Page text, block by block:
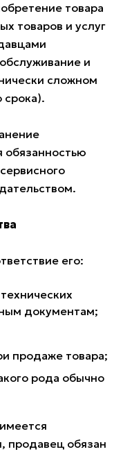
товара
товаров и услуг
и
сложном
срока).
обязанностью
его:
документам;
продаже товара;
рода обычно
продавец обязан